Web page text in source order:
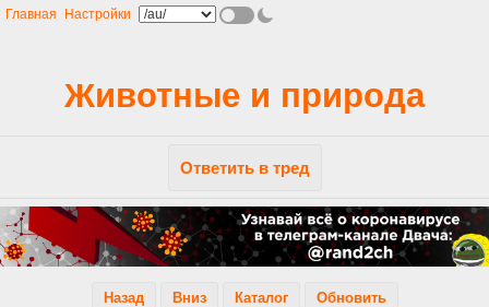
Главная Настройки
Животные и природа
Ответить в тред
Назад Вниз Каталог Обновить